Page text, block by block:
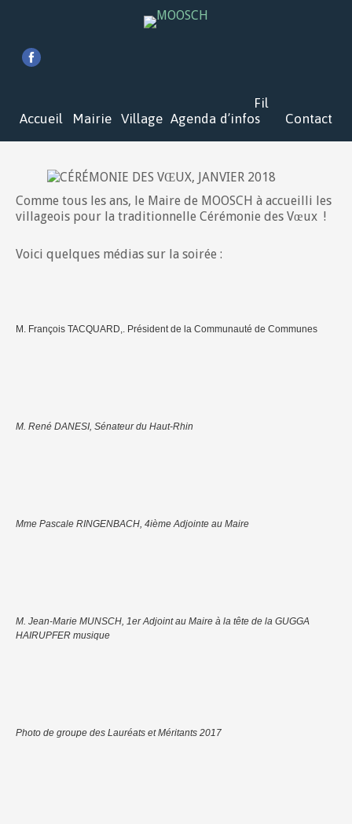
Accueil Mairie Village Agenda
Fil
d’infos
Contact
Comme tous les ans, le Maire de MOOSCH à accueilli les
villageois pour la traditionnelle Cérémonie des Vœux !
Voici quelques médias sur la soirée :
M. François TACQUARD,. Président de la Communauté de Communes
M. René DANESI, Sénateur du Haut-Rhin
Mme Pascale RINGENBACH, 4ième Adjointe au Maire
M. Jean-Marie MUNSCH, 1er Adjoint au Maire à la tête de la GUGGA
HAIRUPFER musique
Photo de groupe des Lauréats et Méritants 2017